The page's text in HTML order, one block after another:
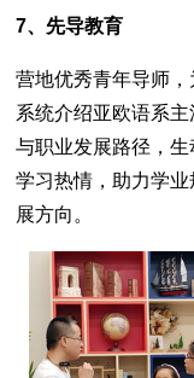
7、先导教育
营地优秀青年导师
系统介绍亚欧语系
与职业发展路径，
学习热情，助力学
展方向。